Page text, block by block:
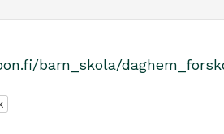
barn_skola/